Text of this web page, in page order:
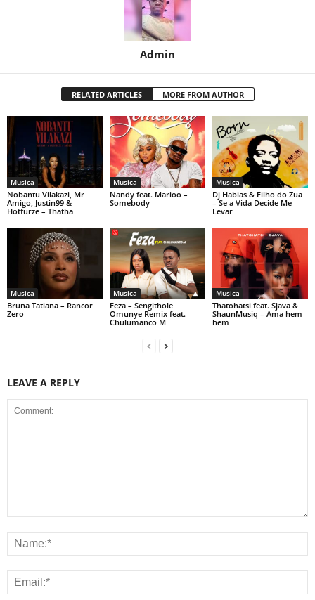
Admin
RELATED ARTICLES MORE FROM AUTHOR
Musica
Nobantu Vilakazi, Mr
Amigo, Justin99 &
Hotfurze – Thatha
Musica
Nandy feat. Marioo –
Somebody
Musica
Dj Habias & Filho do Zua
– Se a Vida Decide Me
Levar
Musica
Bruna Tatiana – Rancor
Zero
Musica
Feza – Sengithole
Omunye Remix feat.
Chulumanco M
Musica
Thatohatsi feat. Sjava &
ShaunMusiq – Ama hem
hem
LEAVE A REPLY